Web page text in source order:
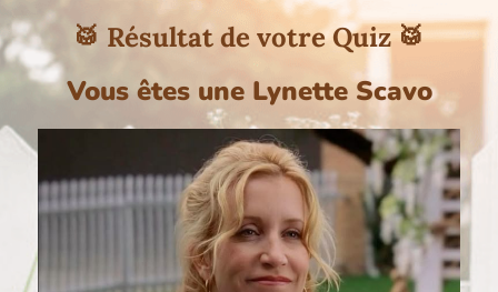
🥁 Résultat de votre Quiz 🥁
Vous êtes une Lynette Scavo